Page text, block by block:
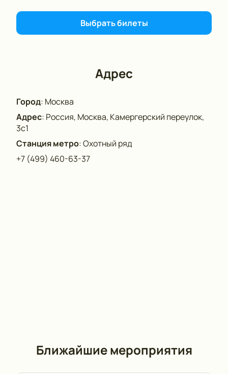
Выбрать билеты
Адрес
Город: Москва
Адрес: Россия, Москва, Камергерский переулок,
3с1
Станция метро:Охотный ряд
+7 (499) 460-63-37
Ближайшие мероприятия